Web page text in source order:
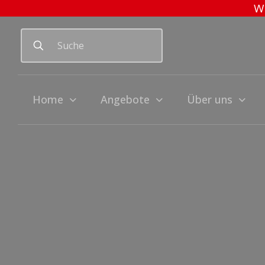
Home Angebote Über uns